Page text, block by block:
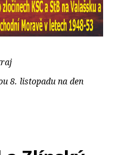
8. listopadu na den